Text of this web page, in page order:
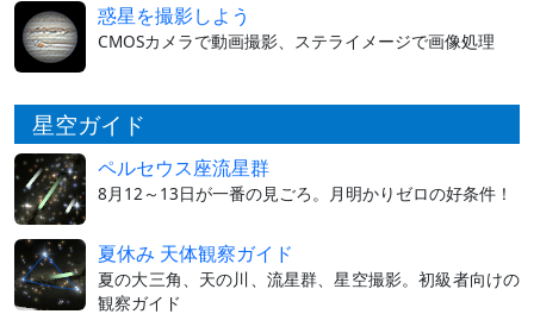
惑星を撮影しよう
CMOSカメラで動画撮影、ステライメージで画像処理
星空ガイド
ペルセウス座流星群
8月12～13日が一番の見ごろ。月明かりゼロの好条件！
夏休み 天体観察ガイド
夏の大三角、天の川、流星群、星空撮影。初級者向けの
観察ガイド